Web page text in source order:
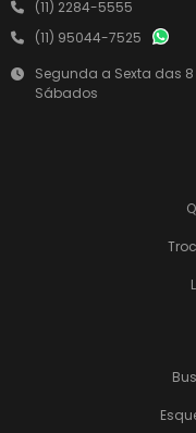
(11) 2284-5555
(11) 95044-7525
Segunda a Sexta das 8
Sábados